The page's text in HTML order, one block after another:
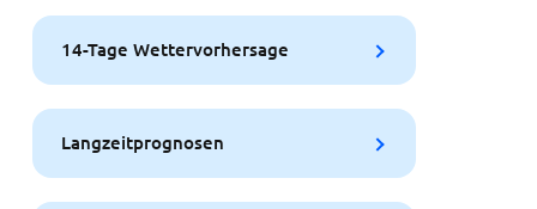
14-Tage Wettervorhersage
Langzeitprognosen